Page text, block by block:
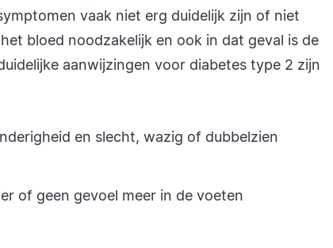
vaak niet erg duidelijk zijn of niet
bloed noodzakelijk en ook in dat geval is de
aanwijzingen voor diabetes type 2 zijn
en slecht, wazig of dubbelzien
of geen gevoel meer in de voeten